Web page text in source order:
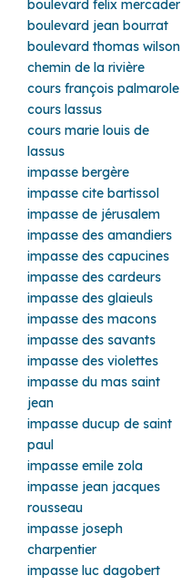
boulevard felix mercader
boulevard jean bourrat
boulevard thomas wilson
chemin de la rivière
cours françois palmarole
cours lassus
cours marie louis de
lassus
impasse bergère
impasse cite bartissol
impasse de jérusalem
impasse des amandiers
impasse des capucines
impasse des cardeurs
impasse des glaieuls
impasse des macons
impasse des savants
impasse des violettes
impasse du mas saint
jean
impasse ducup de saint
paul
impasse emile zola
impasse jean jacques
rousseau
impasse joseph
charpentier
impasse luc dagobert